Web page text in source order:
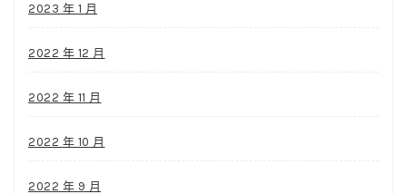
2023 年 1 月
2022 年 12 月
2022 年 11 月
2022 年 10 月
2022 年 9 月